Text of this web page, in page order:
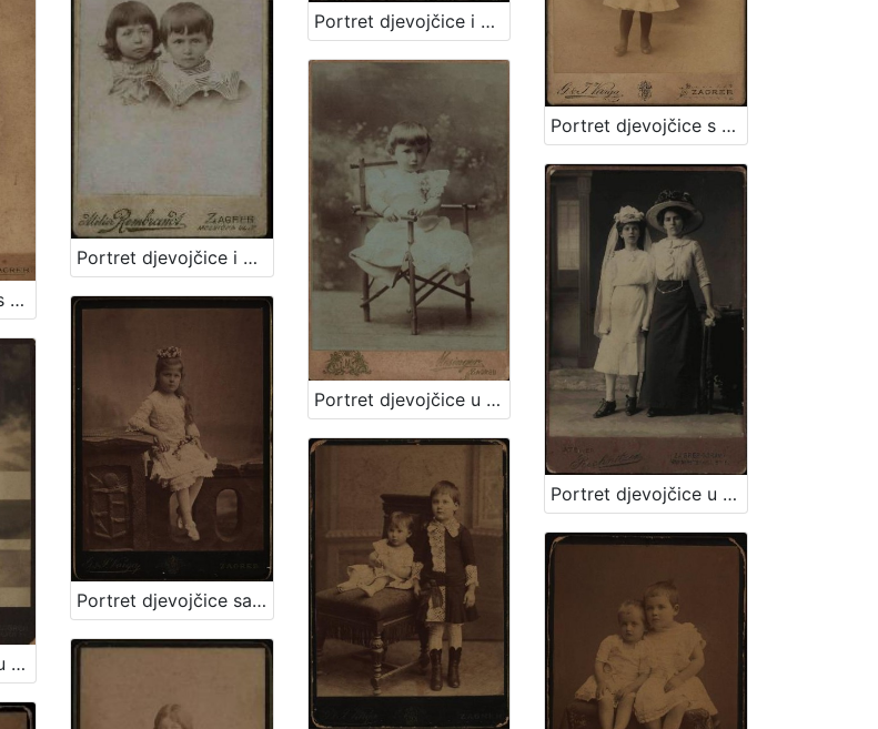
Portret djevojčice i dječaka / Atelier Rembrandt
Portret djevojčice i dječaka / Herrman Fickert
Portret djevojčice s bijelom kapom / G. & I.Varga
Portret djevojčice s plavim uvojcima / G.&I. Varga
Portret djevojčice sa cvjetnim vjenčićem / [Gjuro Varga] ; [izradio fotografski atelijer] G. & I. Varga
Portret djevojčice u bijeloj haljinici / Mosinger / [izradio] Artistički zavod Mosinger
Portret djevojčice u haljini za krizmu i žene sa šeširom s cvijećem na obodu / Atelier Rechnitzer
Portret djevojčice u plisiranoj haljinici / S. Weinrich